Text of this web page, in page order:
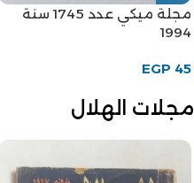
مجلة ميكي عدد 1745 سنة
1994
EGP 45
مجلات الهلال